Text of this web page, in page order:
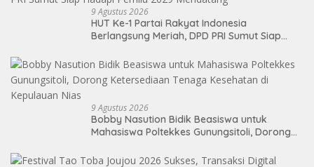
9 Agustus 2026
HUT Ke-1 Partai Rakyat Indonesia
Berlangsung Meriah, DPD PRI Sumut Siap
9 Agustus 2026
Bobby Nasution Bidik Beasiswa untuk
Mahasiswa Poltekkes Gunungsitoli, Dorong
Kepulauan Nias